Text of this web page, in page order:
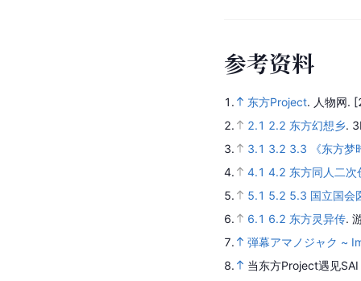
参考资料
1. 东方Project. 人物网.
2.
2.1 2.2 东方幻想乡.
3.
3.1 3.2 3.3
《东方
4.
4.1 4.2 东方同人二
5.
5.1 5.2 5.3 国立国会
6.
6.1 6.2 东方灵异传.
7.
弾幕アマノジャク ~
8.
当东方Project遇见